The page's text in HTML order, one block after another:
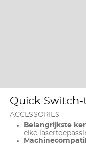
Quick Switch-
ACCESSORIES
Belangrijkste
elke